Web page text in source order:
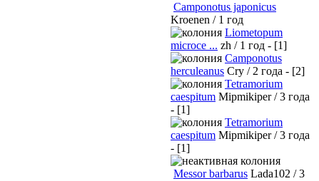
Camponotus japonicus
Kroenen / 1 год
Liometopum
microce ... zh / 1 год - [1]
Camponotus
herculeanus Cry / 2 года - [2]
Tetramorium
caespitum Mipmikiper / 3 года
- [1]
Tetramorium
caespitum Mipmikiper / 3 года
- [1]
Messor barbarus Lada102 / 3